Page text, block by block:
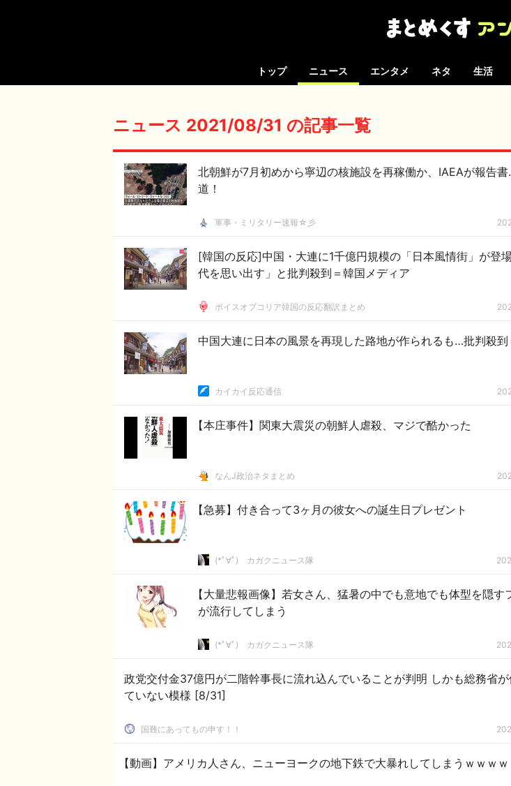
トップ ニュース エンタメ ネタ 生活
ニュース 2021/08/31 の記事一覧
北朝鮮が7月初めから寧辺の核施設を再稼働か、IAEAが報告
道！
軍事・ミリタリー速報☆彡
[韓国の反応]中国・大連に1千億円規模の「日本風情街」が登
代を思い出す」と批判殺到＝韓国メディア
ボイスオブコリア韓国の反応翻訳まとめ
中国大連に日本の風景を再現した路地が作られるも…批判殺
カイカイ反応通信
【本庄事件】関東大震災の朝鮮人虐殺、マジで酷かった
なんJ政治ネタまとめ
【急募】付き合って3ヶ月の彼女への誕生日プレゼント
(*ﾟ∀ﾟ)ゞカガクニュース隊
【大量悲報画像】若女さん、猛暑の中でも意地でも体型を隠す
が流行してしまう
(*ﾟ∀ﾟ)ゞカガクニュース隊
政党交付金37億円が二階幹事長に流れ込んでいることが判明 しかも総務省
ていない模様 [8/31]
国難にあってもの申す！！
【動画】アメリカ人さん、ニューヨークの地下鉄で大暴れしてしまうｗｗｗｗ